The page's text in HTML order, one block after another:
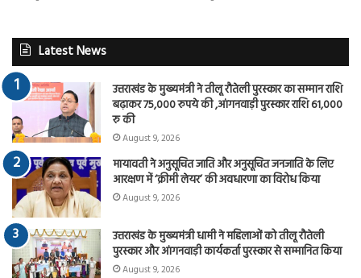
Latest News
उत्तराखंड के मुख्यमंत्री ने तीलू रौतेली पुरस्कार का सम्मान राशि
बढ़ाकर 75,000 रुपये की ,आंगनवाड़ी पुरस्कार राशि 61,000
रु की
August 9, 2026
मायावती ने अनुसूचित जाति और अनुसूचित जनजाति के लिए
आरक्षण में ‘क्रीमी लेयर’ की अवधारणा का विरोध किया
August 9, 2026
उत्तराखंड के मुख्यमंत्री धामी ने महिलाओं को तीलू रौतेली
पुरस्कार और आंगनवाड़ी कार्यकर्ता पुरस्कार से सम्मानित किया
August 9, 2026